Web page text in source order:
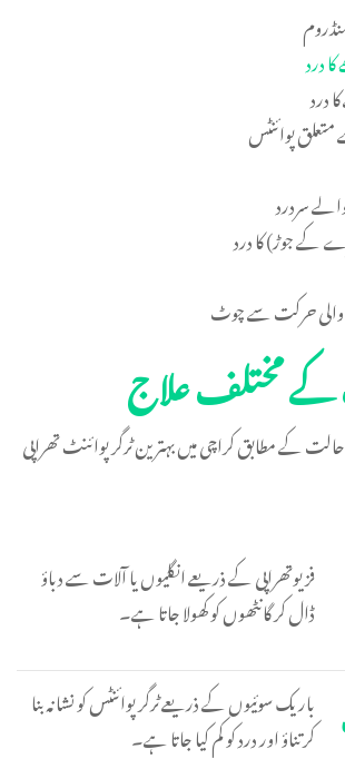
درد
درد
متعلق پوائنٹس
سردرد
کے جوڑ) کا درد
والی حرکت سے چوٹ
کے مختلف علاج
کے مطابق کراچی میں بہترین ٹرگر پوائنٹ تھراپی
فزیوتھراپی کے ذریعے انگلیوں یا آلات سے دباؤ
ڈال کر گانٹھوں کو کھولا جاتا ہے۔
باریک سوئیوں کے ذریعے ٹرگر پوائنٹس کو نشانہ بنا
کر تناؤ اور درد کو کم کیا جاتا ہے۔